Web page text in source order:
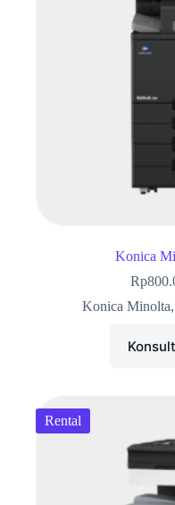
Konica
Rp
Konica Minolta,
Rental